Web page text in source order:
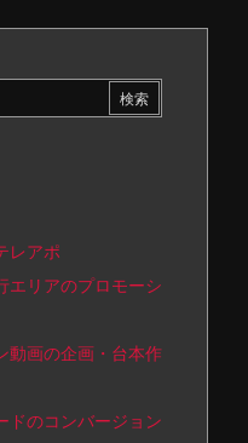
レアポ
エリアのプロモーシ
動画の企画・台本作
ドのコンバージョン